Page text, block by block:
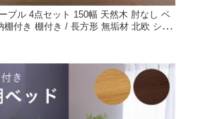
ブル 4点セット 150幅 天然木 肘なし ベ
棚付き 棚付き / 長方形 無垢材 北欧 シン
ニング テーブル おしゃれ ナチュラル
欧 通販 sanjp-1237